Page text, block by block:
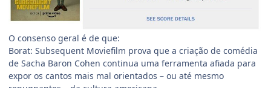
O consenso geral é de que:
Borat: Subsequent Moviefilm prova que a criação de comédia
de Sacha Baron Cohen continua uma ferramenta afiada para
expor os cantos mais mal orientados – ou até mesmo